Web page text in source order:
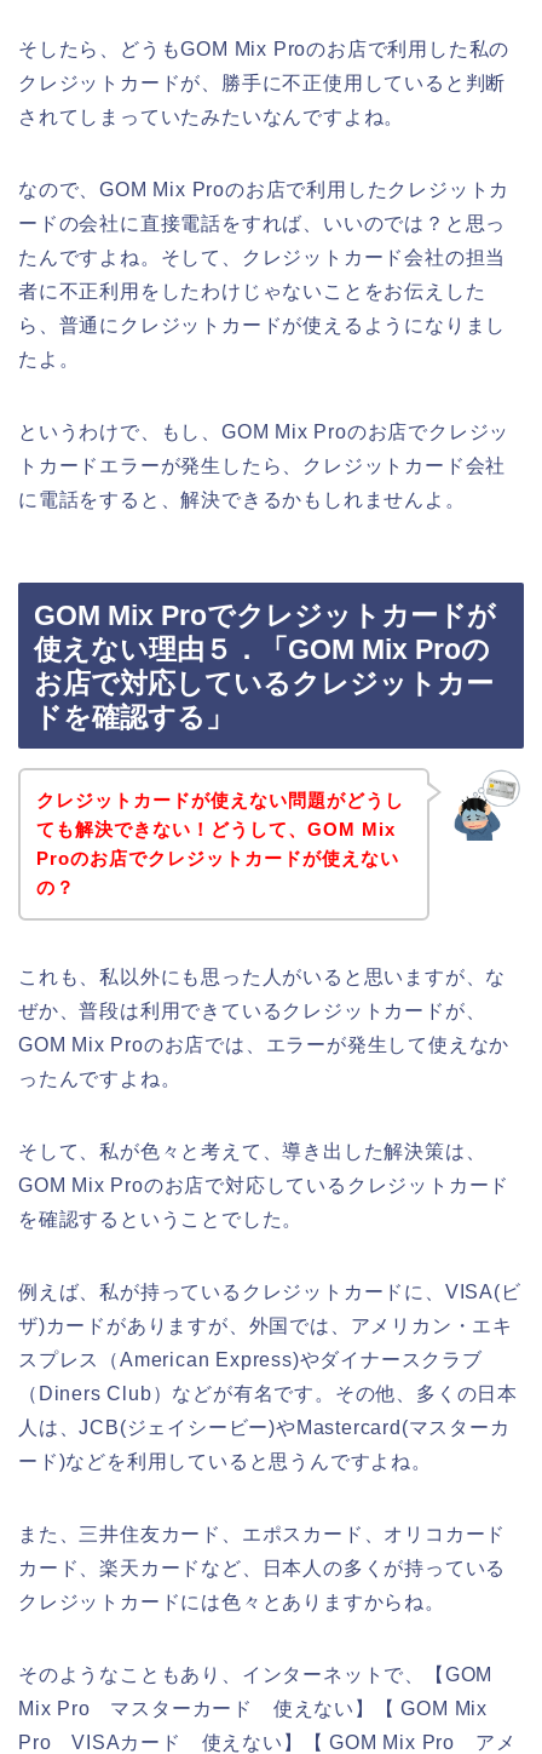
そしたら、どうもGOM Mix Proのお店で利用した私の
クレジットカードが、勝手に不正使用していると判断
されてしまっていたみたいなんですよね。
なので、GOM Mix Proのお店で利用したクレジットカ
ードの会社に直接電話をすれば、いいのでは？と思っ
たんですよね。そして、クレジットカード会社の担当
者に不正利用をしたわけじゃないことをお伝えした
ら、普通にクレジットカードが使えるようになりまし
たよ。
というわけで、もし、GOM Mix Proのお店でクレジッ
トカードエラーが発生したら、クレジットカード会社
に電話をすると、解決できるかもしれませんよ。
GOM Mix Proでクレジットカードが
使えない理由５．「GOM Mix Proの
お店で対応しているクレジットカー
ドを確認する」
クレジットカードが使えない問題がどうし
ても解決できない！どうして、GOM Mix
Proのお店でクレジットカードが使えない
の？
これも、私以外にも思った人がいると思いますが、な
ぜか、普段は利用できているクレジットカードが、
GOM Mix Proのお店では、エラーが発生して使えなか
ったんですよね。
そして、私が色々と考えて、導き出した解決策は、
GOM Mix Proのお店で対応しているクレジットカード
を確認するということでした。
例えば、私が持っているクレジットカードに、VISA(ビ
ザ)カードがありますが、外国では、アメリカン・エキ
スプレス（American Express)やダイナースクラブ
（Diners Club）などが有名です。その他、多くの日本
人は、JCB(ジェイシービー)やMastercard(マスターカ
ード)などを利用していると思うんですよね。
また、三井住友カード、エポスカード、オリコカード
カード、楽天カードなど、日本人の多くが持っている
クレジットカードには色々とありますからね。
そのようなこともあり、インターネットで、【GOM
Mix Pro マスターカード 使えない】【 GOM Mix
Pro VISAカード 使えない】【 GOM Mix Pro アメ